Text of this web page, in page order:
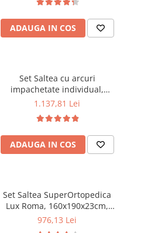
reversibila, sistem aerisire cu
butoni, Saltex plus 2 perne
matlasate microfibra
50x70cm, lavabile la 60°C
ADAUGA IN COS
Set Saltea cu arcuri
impachetate individual,
Pocket Spring Milano,
mediu spre soft, sistem de
aerisire perimetral, Saltex
plus 2 perne matlasate
microfibra 50x70cm, lavabile
1.137,81 Lei
ADAUGA IN COS
Set Saltea SuperOrtopedica
Lux Roma, 160x190x23cm,
fermitate tare, cu plasa arcuri
976,13 Lei